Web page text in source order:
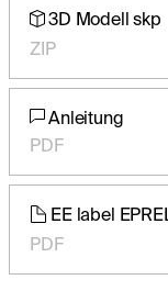
3D Modell skp
ZIP
Anleitung
PDF
EE label EPREL
PDF